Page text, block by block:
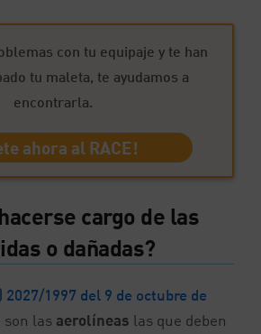
con tu equipaje y te han
tu maleta, te ayudamos a
encontrarla.
ahora al RACE!
cargo de las
o dañadas?
2027/1997 del 9 de octubre de
son las aerolíneas las que deben